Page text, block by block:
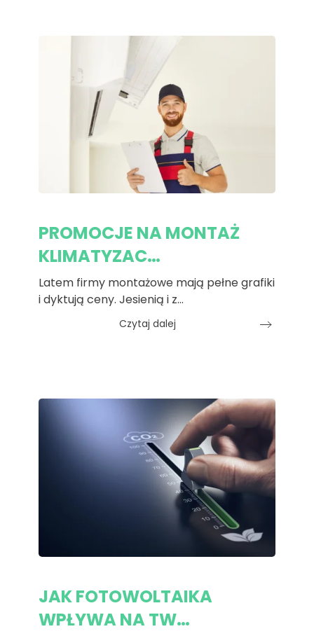
PROMOCJE NA MONTAŻ
KLIMATYZAC…
Latem firmy montażowe mają pełne grafiki
i dyktują ceny. Jesienią i z…
Czytaj dalej
JAK FOTOWOLTAIKA
WPŁYWA NA TW…